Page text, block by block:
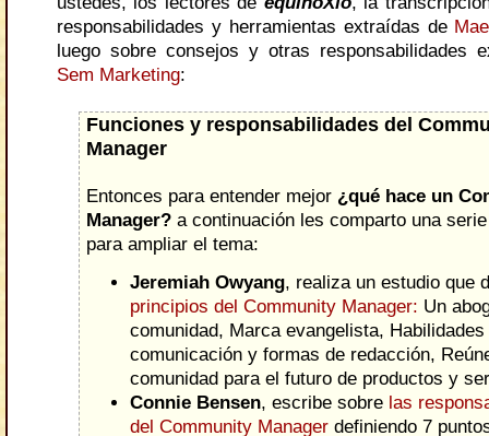
responsabilidades y herramientas extraídas de
luego sobre consejos y otras responsabilidades
Sem Marketing:
Funciones y responsabilidades del
Manager
Entonces para entender mejor ¿qué hace un
Manager? a continuación les comparto una
para ampliar el tema:
Jeremiah Owyang, realiza un estudio que
principios del Community Manager: Un
comunidad, Marca evangelista, Habilidades
comunicación y formas de redacción,
comunidad para el futuro de productos y
Connie Bensen, escribe sobre las
del Community Manager definiendo 7